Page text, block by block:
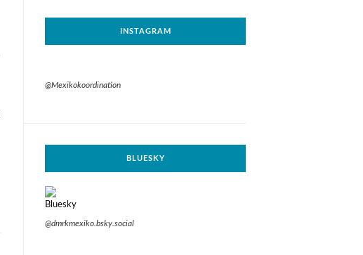
INSTAGRAM
@Mexikokoordination
BLUESKY
@dmrkmexiko.bsky.social